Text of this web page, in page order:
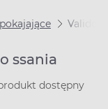
Validol
ssania
dostępny